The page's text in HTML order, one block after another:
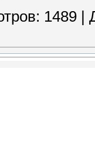
1489